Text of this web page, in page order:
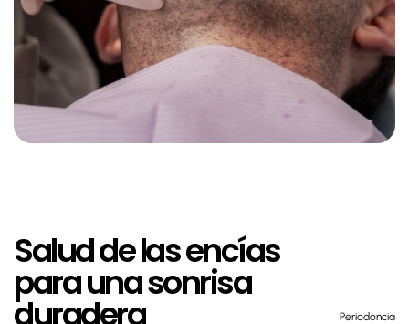
Salud de las encías
para una sonrisa
duradera Periodoncia